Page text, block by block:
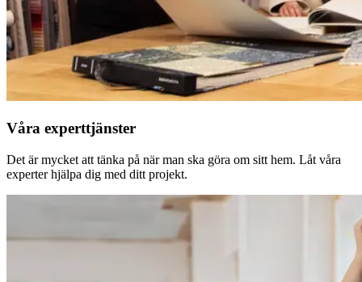
Våra experttjänster
Det är mycket att tänka på när man ska göra om sitt hem. Låt våra
experter hjälpa dig med ditt projekt.